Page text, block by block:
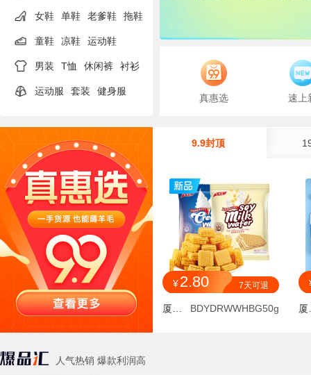
女鞋 单鞋 老爹鞋 拖鞋
童鞋 凉鞋 运动鞋
男装 T恤 休闲裤 衬衫
运动服 套装 健身服
真惠选 速上
9.9封顶
¥2.80 7天可退
BDYDRWWHBG50g
人气热销 爆款利润高